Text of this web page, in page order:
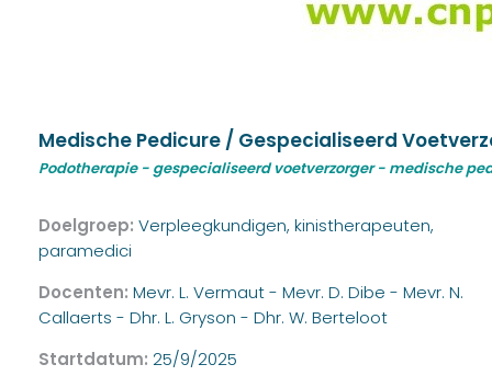
Medische Pedicure / Gespecialiseerd
Podotherapie - gespecialiseerd voetverzorger - medische
Doelgroep: Verpleegkundigen, kinistherapeuten,
paramedici
Docenten: Mevr. L. Vermaut - Mevr. D. Dibe - Mevr. N.
Callaerts - Dhr. L. Gryson - Dhr. W. Berteloot
Startdatum: 25/9/2025